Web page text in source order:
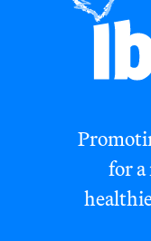
for a